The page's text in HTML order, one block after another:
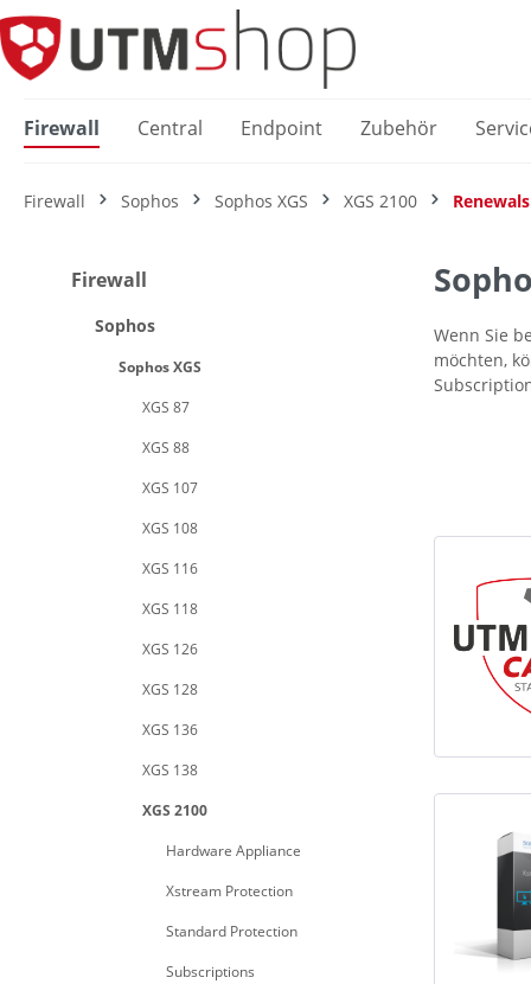
Zur Hauptnavigation springen
Firewall Central Endpoint Zubehör
Firewall Sophos Sophos XGS XGS 2100 Renewals
Firewall
Sophos
Sophos XGS
XGS 87
XGS 88
XGS 107
XGS 108
XGS 116
XGS 118
XGS 126
XGS 128
XGS 136
XGS 138
XGS 2100
Hardware Appliance
Xstream Protection
Standard Protection
Subscriptions
Wenn Sie
möchten,